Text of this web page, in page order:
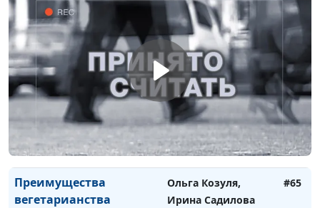
Кризис подросткового
возраста
Андряшина
Людмила, Слесарева
Ирина
#68
Если ваш ребенок
инвалид
Андряшина
Людмила ,
Слесарева Ирина
#67
Христианство и
здоровье
Ольга Козуля, Ирина
Садилова
#66
Преимущества
вегетарианства
Ольга Козуля,
Ирина Садилова
#65